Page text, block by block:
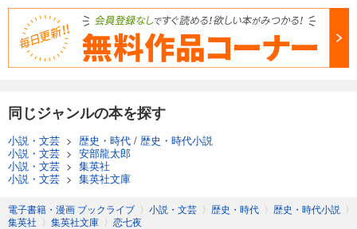
同じジャンルの本を探す
小説・文芸 > 歴史・時代 / 歴史・時代小説
小説・文芸 > 安部龍太郎
小説・文芸 > 集英社
小説・文芸 > 集英社文庫
電子書籍・漫画 ブックライブ 〉 小説・文芸 〉 歴史・時代 〉 歴史・時代小説 〉
集英社 〉 集英社文庫 〉 恋七夜